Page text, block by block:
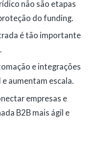
não são etapas
do funding.
é tão importante
e integrações
aumentam escala.
empresas e
B2B mais ágil e